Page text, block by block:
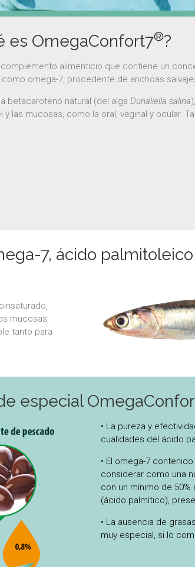
es OmegaConfort7®?
alimenticio que contiene un
omega-7, procedente de anchoas
betacaroteno natural (del alga Dunaliella salina
y las mucosas, como la oral, vaginal y ocular.
7, ácido
mucosas,
tanto para
especial
• La pureza y
cualidades del ácido
• El omega-7
considerar como una
con un mínimo de
(ácido palmítico),
• La ausencia de
muy especial, si lo